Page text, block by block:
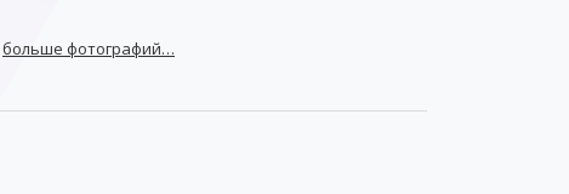
больше фотографий…